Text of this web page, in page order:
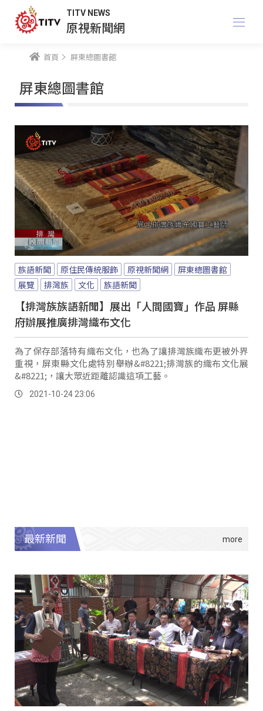
TITV NEWS
原視新聞網
首頁 屏東總圖書館
屏東總圖書館
族語新聞 原住民傳統服飾 原視新聞網
屏東總圖書館
展覽
排灣族 文化 族語新聞
【排灣族族語新聞】展出「人間國寶」作品 屏縣
府辦展推廣排灣織布文化
為了保存部落特有織布文化，也為了讓排灣族織布更被外界
重視，屏東縣文化處特別舉辦&#8221;排灣族的織布文化展
&#8221;，讓大眾近距離認識這項工藝。
2021-10-24 23:06
最新新聞